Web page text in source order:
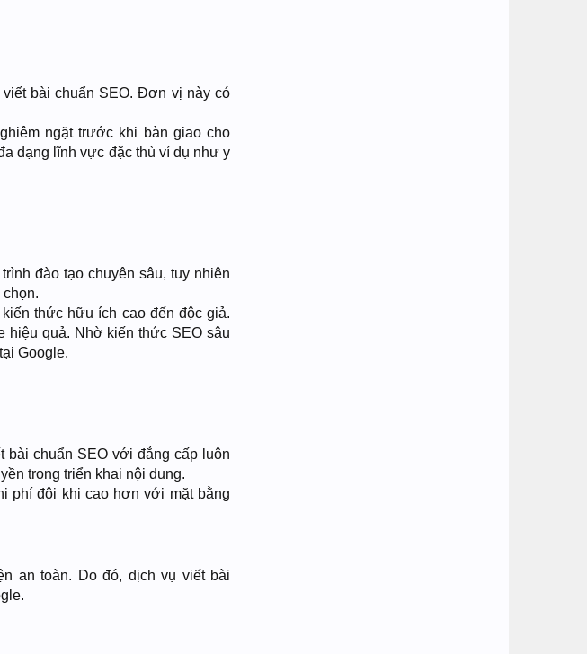
bài chuẩn SEO. Đơn vị này có
ngặt trước khi bàn giao cho
dạng lĩnh vực đặc thù ví dụ như y
đào tạo chuyên sâu, tuy nhiên
thức hữu ích cao đến độc giả.
hiệu quả. Nhờ kiến thức SEO sâu
Google.
bài chuẩn SEO với đẳng cấp luôn
trong triển khai nội dung.
phí đôi khi cao hơn với mặt bằng
an toàn. Do đó, dịch vụ viết bài